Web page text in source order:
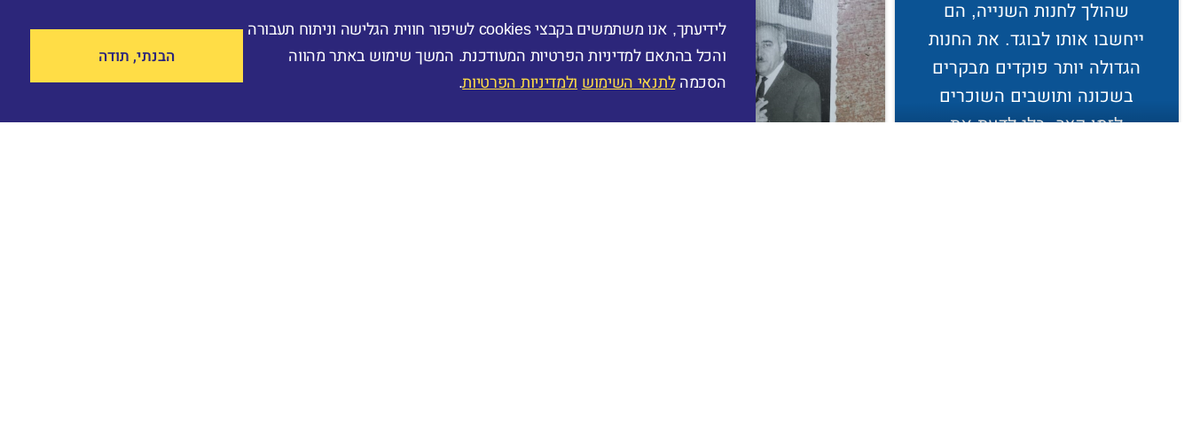
לידיעתך, אנו משתמשים בקבצי ‎ cookiesלשיפור חווית הגלישה וניתוח תעבורה
והכל בהתאם למדיניות הפרטיות המעודכנת. המשך שימוש באתר מהווה
הסכמהלתנאי השימוש ולמדיניות הפרטיות.
הבנתי, תודה
שהולך לחנות השנייה, הם
ייחשבו אותו לבוגד. את החנות
הגדולה יותר פוקדים מבקרים
בשכונה ותושבים השוכרים
לזמן קצר, בלי לדעת את
האדם הרגיל בצורה קיצונית